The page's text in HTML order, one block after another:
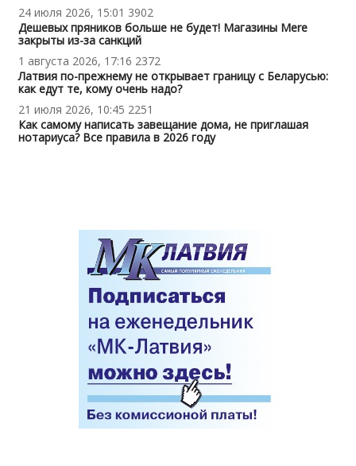
24 июля 2026, 15:01 3902
Дешевых пряников больше не будет! Магазины Mere
закрыты из-за санкций
1 августа 2026, 17:16 2372
Латвия по-прежнему не открывает границу с Беларусью:
как едут те, кому очень надо?
21 июля 2026, 10:45 2251
Как самому написать завещание дома, не приглашая
нотариуса? Все правила в 2026 году